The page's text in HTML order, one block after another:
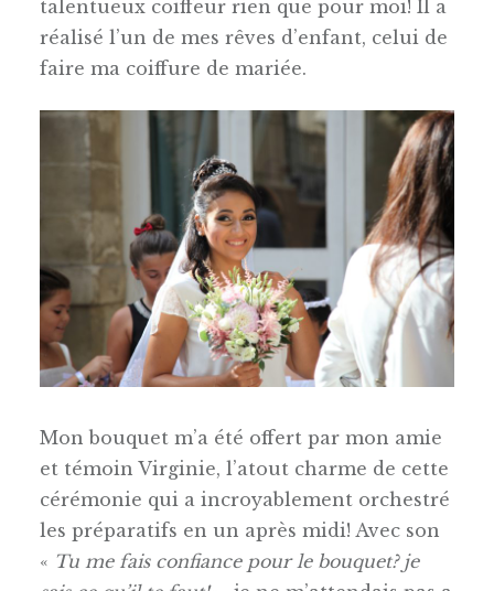
talentueux coiffeur rien que pour moi! Il a
réalisé l’un de mes rêves d’enfant, celui de
faire ma coiffure de mariée.
Mon bouquet m’a été offert par mon amie
et témoin Virginie, l’atout charme de cette
cérémonie qui a incroyablement orchestré
les préparatifs en un après midi! Avec son
« Tu me fais confiance pour le bouquet? je